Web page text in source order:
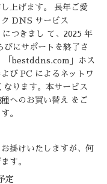
上げます。 長年ご愛
ク DNS サービス
つきまし て、2025 年
びにサポートを終了さ
「bestddns.com」ホス
び PC によるネットワ
なります。本サービス
へのお買い替え をご
。
掛けいたしますが、何
す。
定